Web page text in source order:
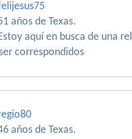
años de Texas.
aquí en busca de una
correspondidos
años de Texas.